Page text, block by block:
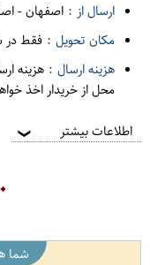
ارسال از : اصفهان-
مکان تحویل : فقط در
هزینه ارسال : هزینه
محل از خریدار اخذ
اطلاعات بیشتر ❯
شما